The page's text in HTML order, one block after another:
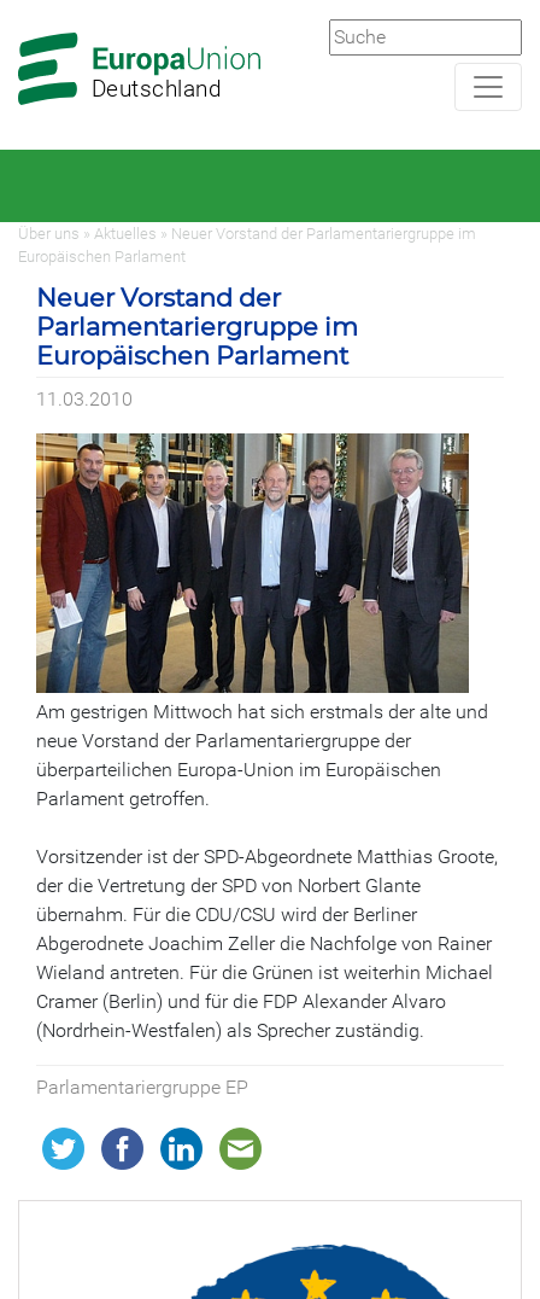
Hauptnavigation
Hauptbereich
Deutschland
Über uns » Aktuelles » Neuer Vorstand der Parlamentariergruppe im
Europäischen Parlament
Neuer Vorstand der
Parlamentariergruppe im
Europäischen Parlament
11.03.2010
Am gestrigen Mittwoch hat sich erstmals der alte und
neue Vorstand der Parlamentariergruppe der
überparteilichen Europa-Union im Europäischen
Parlament getroffen.
Vorsitzender ist der SPD-Abgeordnete Matthias Groote,
der die Vertretung der SPD von Norbert Glante
übernahm. Für die CDU/CSU wird der Berliner
Abgerodnete Joachim Zeller die Nachfolge von Rainer
Wieland antreten. Für die Grünen ist weiterhin Michael
Cramer (Berlin) und für die FDP Alexander Alvaro
(Nordrhein-Westfalen) als Sprecher zuständig.
Parlamentariergruppe EP